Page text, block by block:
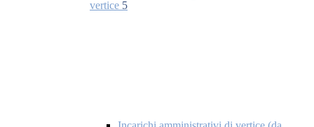
vertice 5